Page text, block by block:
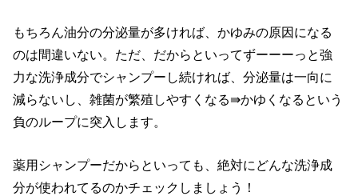
もちろん油分の分泌量が多ければ、かゆみの原因になる
のは間違いない。ただ、だからといってずーーーっと強
力な洗浄成分でシャンプーし続ければ、分泌量は一向に
減らないし、雑菌が繁殖しやすくなる⇛かゆくなるという
負のループに突入します。
薬用シャンプーだからといっても、絶対にどんな洗浄成
分が使われてるのかチェックしましょう！